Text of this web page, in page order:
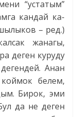
“устатым”
кандай ка-
– ред.)
жанагы,
деген куруду
Анан
белем,
Бирок, эми
да не деген